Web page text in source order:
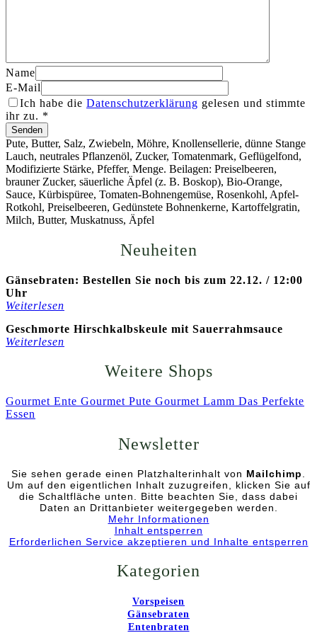
Name
E-Mail
Ich habe die Datenschutzerklärung gelesen und stimmte
ihr zu. *
Pute, Butter, Salz, Zwiebeln, Möhre, Knollensellerie, dünne Stange
Lauch, neutrales Pflanzenöl, Zucker, Tomatenmark, Geflügelfond,
Modifizierte Stärke, Pfeffer, Menge. Beilagen: Preiselbeeren,
brauner Zucker, säuerliche Äpfel (z. B. Boskop), Bio-Orange,
Sauce, Kürbispüree, Tomaten-Bohnengemüse, Rosenkohl, Apfel-
Rotkohl, Preiselbeeren, Gedünstete Bohnenkerne, Kartoffelgratin,
Milch, Butter, Muskatnuss, Äpfel
Neuheiten
Gänsebraten: Bestellen Sie noch bis zum 22.12. / 12:00
Uhr
Weiterlesen
Geschmorte Hirschkalbskeule mit Sauerrahmsauce
Weiterlesen
Weitere Shops
Gourmet Ente Gourmet Pute Gourmet Lamm Das Perfekte
Essen
Newsletter
Sie sehen gerade einen Platzhalterinhalt von Mailchimp
Um auf den eigentlichen Inhalt zuzugreifen, klicken Sie auf
die Schaltfläche unten. Bitte beachten Sie, dass dabei
Daten an Drittanbieter weitergegeben werden.
Mehr Informationen
Inhalt entsperren
Erforderlichen Service akzeptieren und Inhalte entsperren
Kategorien
Vorspeisen
Gänsebraten
Entenbraten